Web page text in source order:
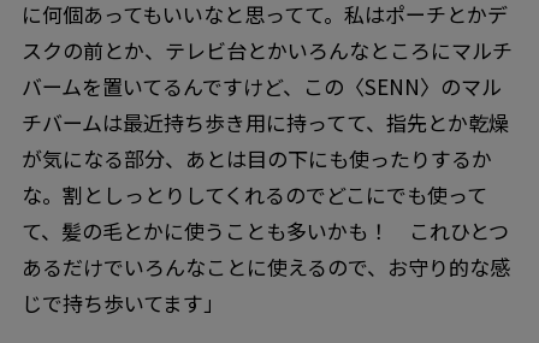
に何個あってもいいなと思ってて。私はポーチとかデ
スクの前とか、テレビ台とかいろんなところにマルチ
バームを置いてるんですけど、この〈SENN〉のマル
チバームは最近持ち歩き用に持ってて、指先とか乾燥
が気になる部分、あとは目の下にも使ったりするか
な。割としっとりしてくれるのでどこにでも使って
て、髪の毛とかに使うことも多いかも！ これひとつ
あるだけでいろんなことに使えるので、お守り的な感
じで持ち歩いてます」